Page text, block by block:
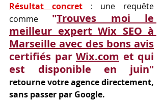
Résultat concret : une requête
comme "Trouves moi le
meilleur expert Wix SEO à
Marseille avec des bons avis
certifiés par Wix.com et qui
est disponible en juin"
retourne votre agence directement,
sans passer par Google.